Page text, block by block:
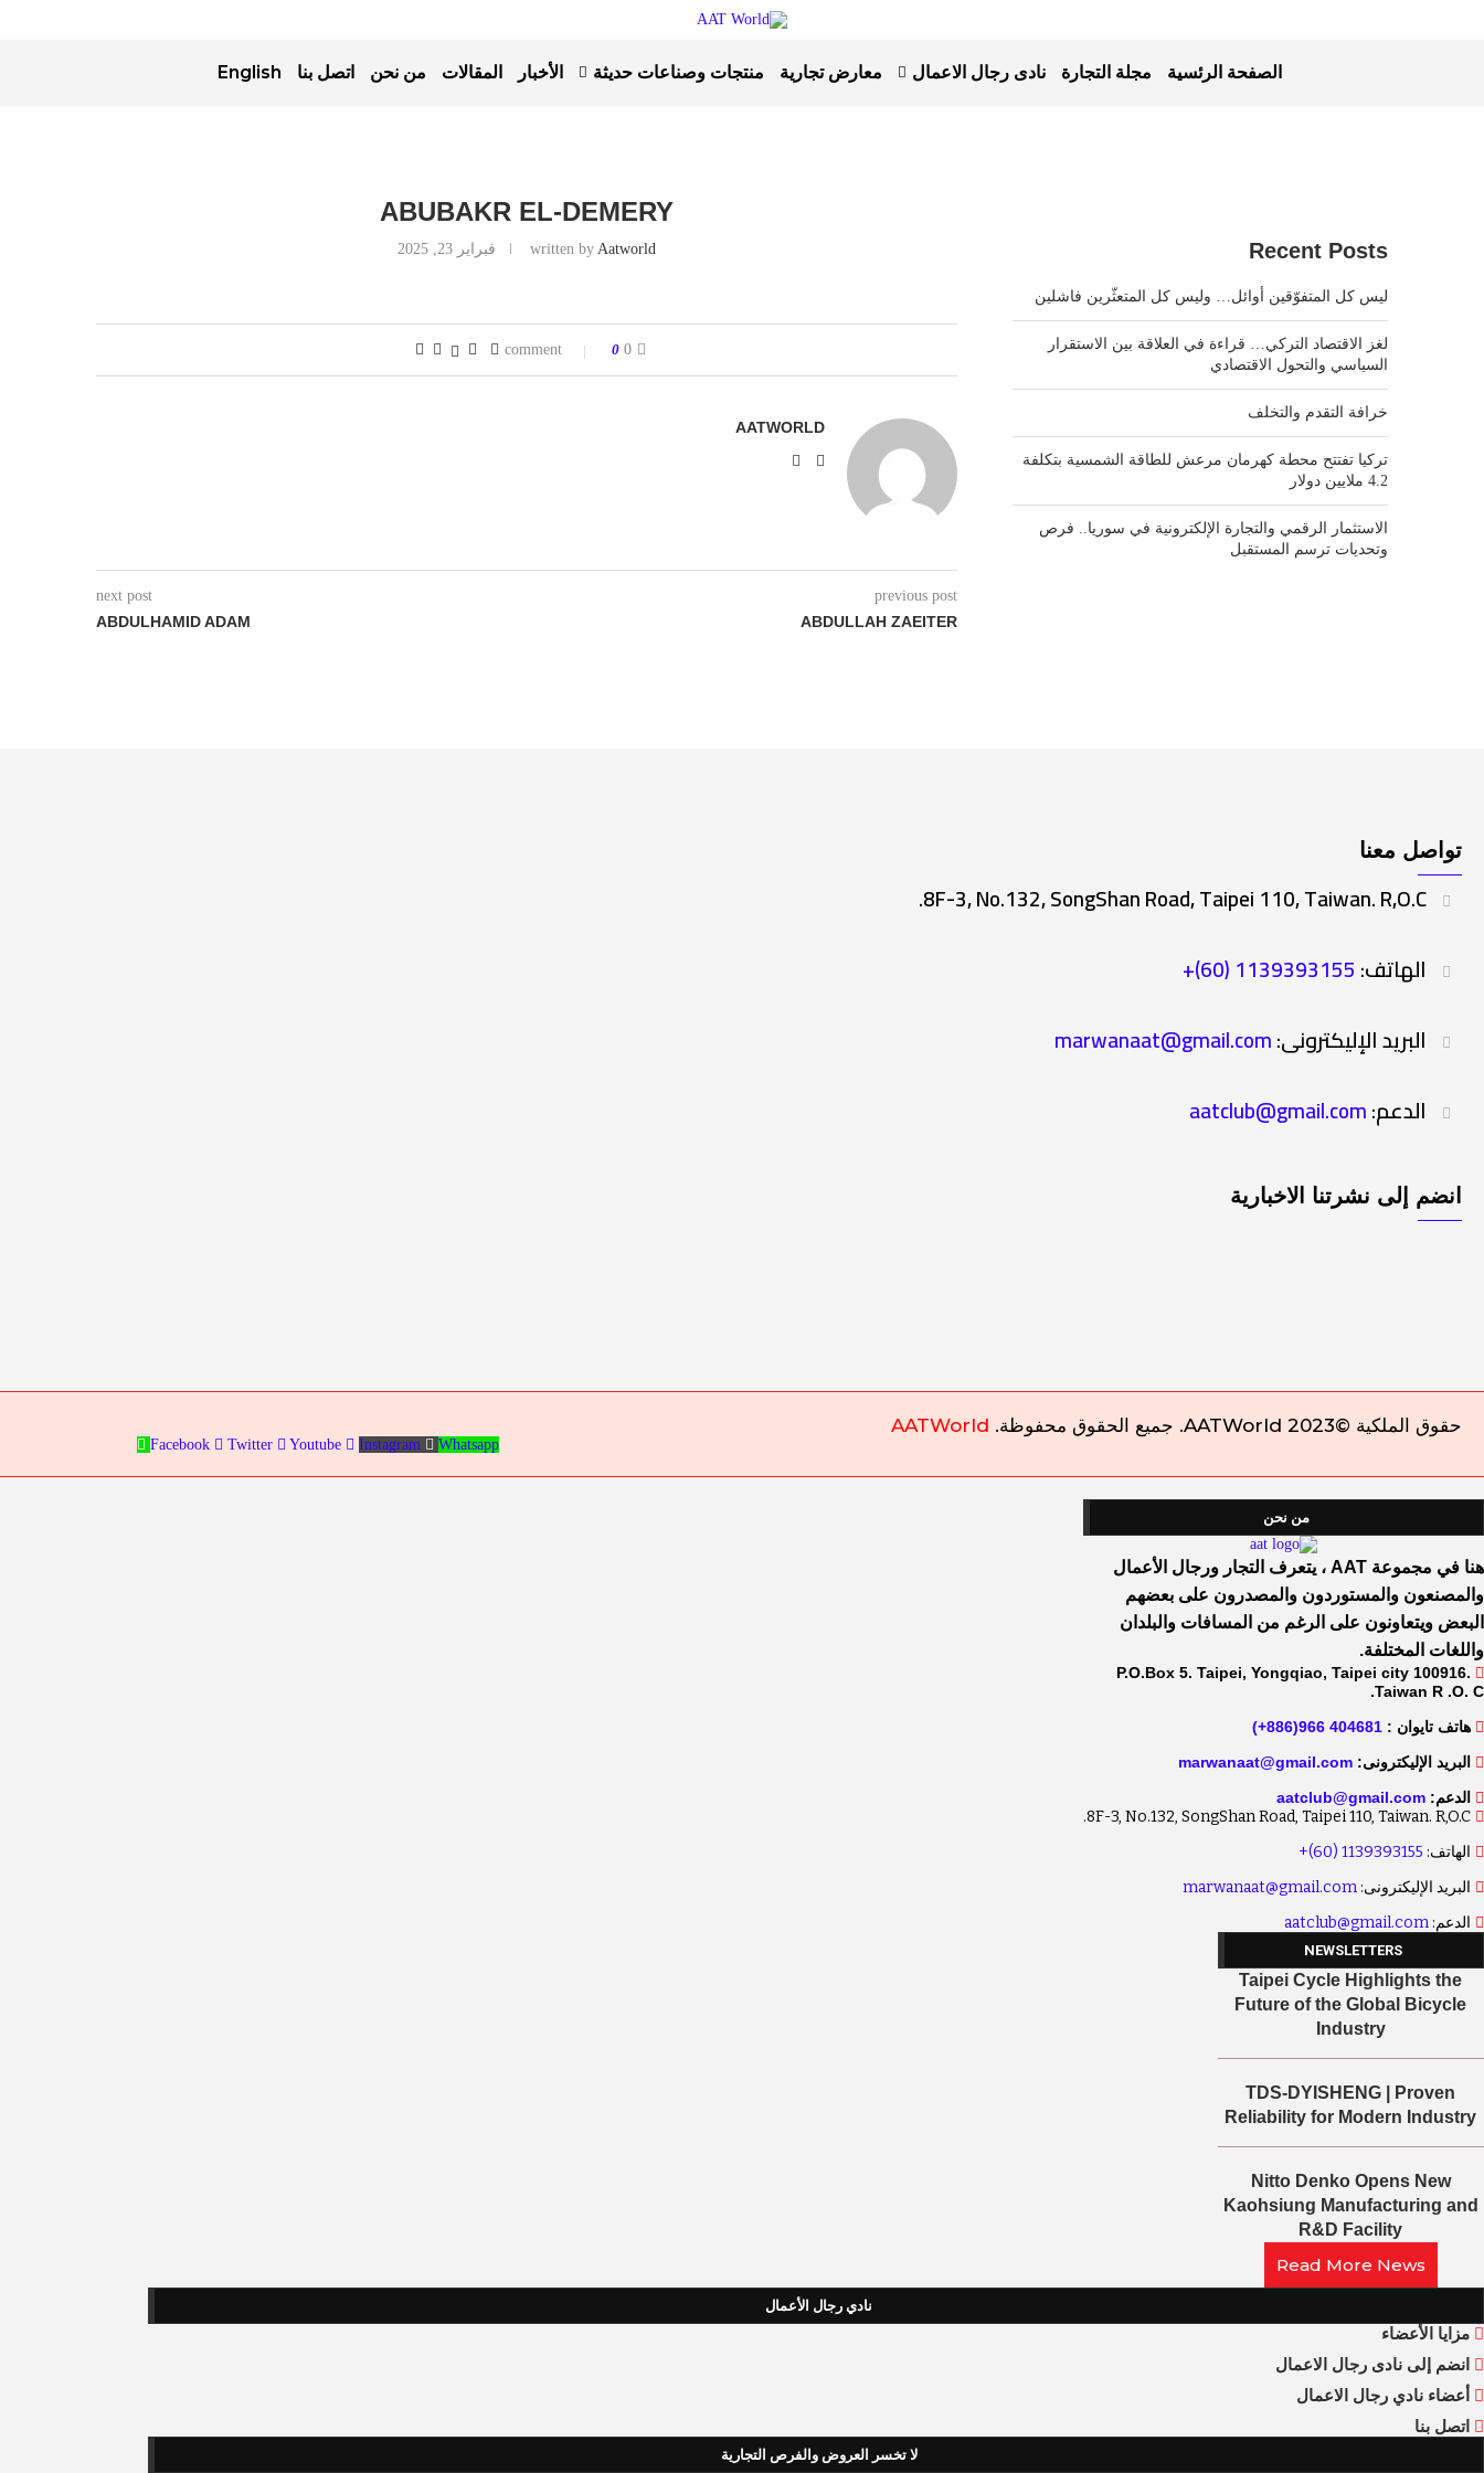
الصفحة الرئسية مجلة التجارة نادى رجال الاعمال معارض تجارية منتجات وصناعات حديثة الأخبار المقالات من نحن اتصل بنا English
ABUBAKR EL-DEMERY
written by Aatworld فبراير 23, 2025
0 comment
0
AATWORLD
previous post
ABDULLAH ZAEITER
next post
ABDULHAMID ADAM
Recent Posts
ليس كل المتفوّقين أوائل… وليس كل المتعثّرين فاشلين
لغز الاقتصاد التركي… قراءة في العلاقة بين الاستقرار
السياسي والتحول الاقتصادي
خرافة التقدم والتخلف
تركيا تفتتح محطة كهرمان مرعش للطاقة الشمسية بتكلفة
4.2 ملايين دولار
الاستثمار الرقمي والتجارة الإلكترونية في سوريا.. فرص
وتحديات ترسم المستقبل
تواصل معنا
8F-3, No.132, SongShan Road, Taipei 110, Taiwan. R,O.C.
الهاتف:1139393155 (60)+
البريد الإليكترونى:marwanaat@gmail.com
الدعم:aatclub@gmail.com
انضم إلى نشرتنا الاخبارية
حقوق الملكية ©AATWorld 2023. جميع الحقوق محفوظة. AATWorld
Facebook Twitter Youtube Instagram Whatsapp
من نحن
هنا في مجموعة AAT ، يتعرف التجار ورجال الأعمال
والمصنعون والمستوردون والمصدرون على بعضهم
البعض ويتعاونون على الرغم من المسافات والبلدان
واللغات المختلفة.
P.O.Box 5. Taipei, Yongqiao, Taipei city 100916.
Taiwan R .O. C.
هاتف تايوان : 404681 966(886+)
البريد الإليكترونى: marwanaat@gmail.com
الدعم: aatclub@gmail.com
8F-3, No.132, SongShan Road, Taipei 110, Taiwan. R,O.C.
الهاتف: 1139393155 (60)+
البريد الإليكترونى: marwanaat@gmail.com
الدعم: aatclub@gmail.com
NEWSLETTERS
Taipei Cycle Highlights the
Future of the Global Bicycle
Industry
TDS-DYISHENG | Proven
Reliability for Modern Industry
Nitto Denko Opens New
Kaohsiung Manufacturing and
R&D Facility
Read More News
نادي رجال الأعمال
مزايا الأعضاء
انضم إلى نادى رجال الاعمال
أعضاء نادي رجال الاعمال
اتصل بنا
لا تخسر العروض والفرص التجارية